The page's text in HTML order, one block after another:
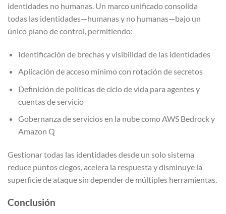
identidades no humanas. Un marco unificado consolida
todas las identidades—humanas y no humanas—bajo un
único plano de control, permitiendo:
Identificación de brechas y visibilidad de las identidades
Aplicación de acceso mínimo con rotación de secretos
Definición de políticas de ciclo de vida para agentes y
cuentas de servicio
Gobernanza de servicios en la nube como AWS Bedrock y
Amazon Q
Gestionar todas las identidades desde un solo sistema
reduce puntos ciegos, acelera la respuesta y disminuye la
superficie de ataque sin depender de múltiples herramientas.
Conclusión